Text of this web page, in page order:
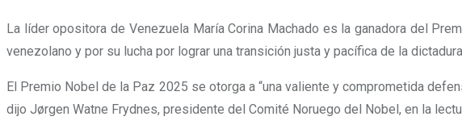
La líder opositora de Venezuela María Corina Machado es la ganadora del
venezolano y por su lucha por lograr una transición justa y pacífica de la
El Premio Nobel de la Paz 2025 se otorga a “una valiente y comprometida
dijo Jørgen Watne Frydnes, presidente del Comité Noruego del Nobel, en la